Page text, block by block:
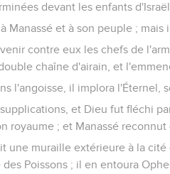
devant les enfants d'Israël.
Manassé et à son peuple ;
contre eux les chefs de
chaîne d'airain, et
l'angoisse, il implora l'Éternel,
et Dieu fut fléchi
royaume ; et Manassé
une muraille extérieure à la
Poissons ; il en entoura